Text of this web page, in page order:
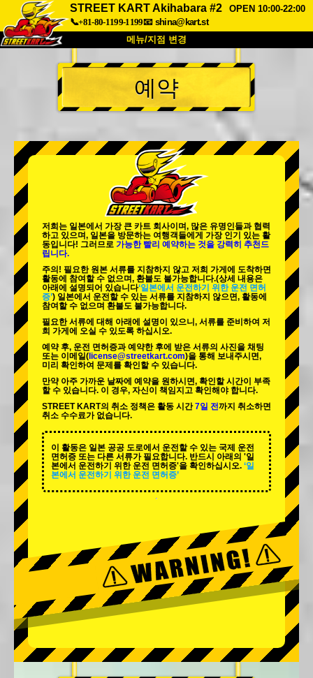
STREET KART Akihabara #2
OPEN 10:00-22:00
📞+81-80-1199-1199📧 shina@kart.st
메뉴/지점 변경
최상단
소개 사양 가격
회사 정보 예약
지점 변경
도쿄 시나가와 #1 도쿄 아키하바라#1
도쿄 아키하바라#2
도쿄 시부야 애넥스 도쿄 베이
도쿄 아사쿠사
오키나와
예약
저희는 일본에서 가장 큰 카트 회사이며, 많은 유명인들과 협력
하고 있으며, 일본을 방문하는 여행객들에게 가장 인기 있는 활
동입니다! 그러므로 가능한 빨리 예약하는 것을 강력히 추천드
립니다.
주의! 필요한 원본 서류를 지참하지 않고 저희 가게에 도착하면
활동에 참여할 수 없으며, 환불도 불가능합니다.(상세 내용은
아래에 설명되어 있습니다‘일본에서 운전하기 위한 운전 면허
증’) 일본에서 운전할 수 있는 서류를 지참하지 않으면, 활동에
참여할 수 없으며 환불도 불가능합니다.
필요한 서류에 대해 아래에 설명이 있으니, 서류를 준비하여 저
희 가게에 오실 수 있도록 하십시오.
예약 후, 운전 면허증과 예약한 후에 받은 서류의 사진을 채팅
또는 이메일( license@streetkart.com)을 통해 보내주시면,
미리 확인하여 문제를 확인할 수 있습니다.
만약 아주 가까운 날짜에 예약을 원하시면, 확인할 시간이 부족
할 수 있습니다. 이 경우, 자신이 책임지고 확인해야 합니다.
STREET KART의 취소 정책은 활동 시간7일 전까지 취소하면
취소 수수료가 없습니다.
이 활동은 일본 공공 도로에서 운전할 수 있는 국제 운전
면허증 또는 다른 서류가 필요합니다. 반드시 아래의 '일
본에서 운전하기 위한 운전 면허증'을 확인하십시오. ‘일
본에서 운전하기 위한 운전 면허증’